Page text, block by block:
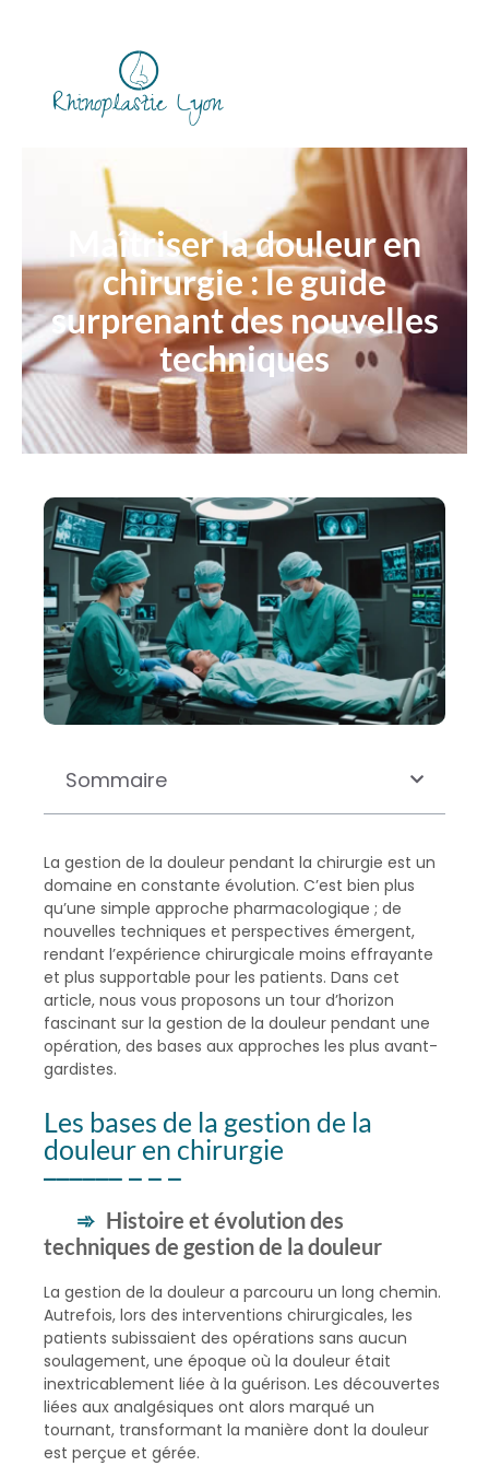
Maîtriser la douleur en
chirurgie : le guide
surprenant des nouvelles
techniques
Sommaire
La gestion de la douleur pendant la chirurgie est un
domaine en constante évolution. C’est bien plus
qu’une simple approche pharmacologique ; de
nouvelles techniques et perspectives émergent,
rendant l’expérience chirurgicale moins effrayante
et plus supportable pour les patients. Dans cet
article, nous vous proposons un tour d’horizon
fascinant sur la gestion de la douleur pendant une
opération, des bases aux approches les plus avant-
gardistes.
Les bases de la gestion de la
douleur en chirurgie
Histoire et évolution des
techniques de gestion de la douleur
La gestion de la douleur a parcouru un long chemin.
Autrefois, lors des interventions chirurgicales, les
patients subissaient des opérations sans aucun
soulagement, une époque où la douleur était
inextricablement liée à la guérison. Les découvertes
liées aux analgésiques ont alors marqué un
tournant, transformant la manière dont la douleur
est perçue et gérée.